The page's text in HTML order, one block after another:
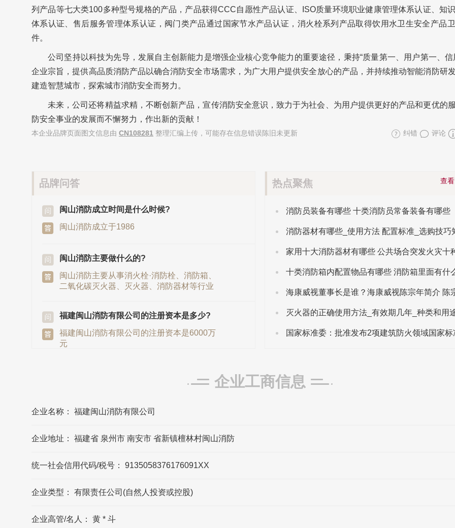
列产品等七大类100多种型号规格的产品，产品获得CCC自愿性产品认证、ISO质量环境职业健康管理体系认证、知
体系认证、售后服务管理体系认证，阀门类产品通过国家节水产品认证，消火栓系列产品取得饮用水卫生安全产品
件。
公司坚持以科技为先导，发展自主创新能力是增强企业核心竞争能力的重要途径，秉持“质量第一、用户第一、信
企业宗旨，提供高品质消防产品以确合消防安全市场需求，为广大用户提供安全放心的产品，并持续推动智能消防研
建造智慧城市，探索城市消防安全而努力。
未来，公司还将精益求精，不断创新产品，宣传消防安全意识，致力于为社会、为用户提供更好的产品和更优的
防安全事业的发展而不懈努力，作出新的贡献！
本企业品牌页面图文信息由 CN108281 整理汇编上传，可能存在信息错误陈旧未更新 纠错 评论
品牌问答
闽山消防成立时间是什么时候?
闽山消防成立于1986
闽山消防主要做什么的?
闽山消防主要从事消火栓·消防栓、消防箱、
二氧化碳灭火器、灭火器、消防器材等行业
福建闽山消防有限公司的注册资本是多少?
福建闽山消防有限公司的注册资本是6000万
元
福建闽山消防有限公司的法定代表人是黄种
闽山消防官网公布的联系方式是0595-
官网/官方公布的联系方式为准
查
热点聚焦
消防员装备有哪些 十类消防员常备装备有哪些
消防器材有哪些_使用方法 配置标准_选购技巧
国家标准委：批准发布2项建筑防火领域国家标
企业工商信息
企业名称： 福建闽山消防有限公司
企业地址： 福建省 泉州市 南安市 省新镇檀林村闽山消防
统一社会信用代码/税号： 9135058376176091XX
企业类型： 有限责任公司(自然人投资或控股)
企业高管/名人： 黄 * 斗